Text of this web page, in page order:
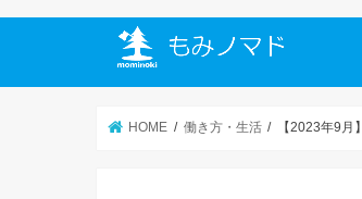
HOME 働き方・生活 【2023年9